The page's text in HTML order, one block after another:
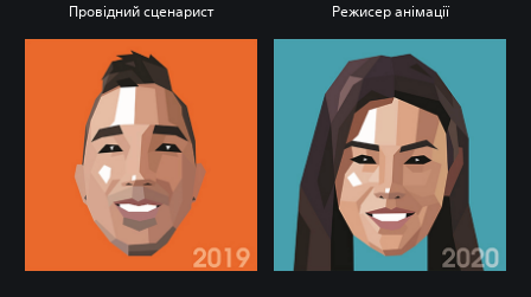
Провідний сценарист Режисер анімації